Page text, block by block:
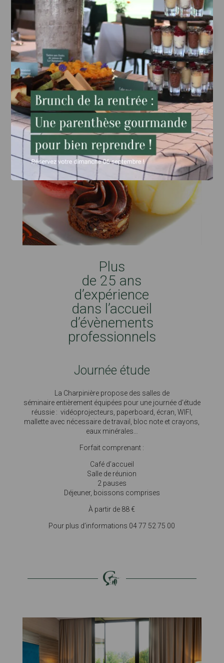
Plus
de 25 ans
d’expérience
dans l’accueil
d’évènements
professionnels
Journée étude
La Charpinière propose des salles de
séminaire entièrement équipées pour une journée d’étude
réussie : vidéoprojecteurs, paperboard, écran, WIFI,
mallette avec nécessaire de travail, bloc note et crayons,
eaux minérales…
Forfait comprenant :
Café d’accueil
Salle de réunion
2 pauses
Déjeuner, boissons comprises
À partir de 88 €
Pour plus d’informations 04 77 52 75 00